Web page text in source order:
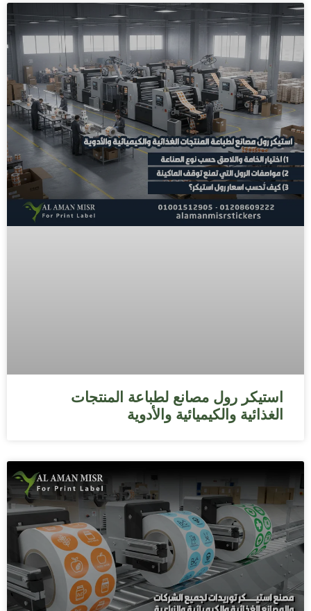
استيكر رول مصانع لطباعة المنتجات
الغذائية والكيميائية والأدوية